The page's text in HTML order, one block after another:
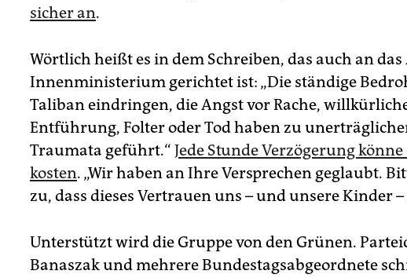
sicher an.
Wörtlich heißt es in dem Schreiben, das auch an
Innenministerium gerichtet ist: „Die ständige
Taliban eindringen, die Angst vor Rache,
Entführung, Folter oder Tod haben zu
Traumata geführt.“ Jede Stunde Verzögerung könne
kosten. „Wir haben an Ihre Versprechen geglaubt.
zu, dass dieses Vertrauen uns – und unsere Kinder –
Unterstützt wird die Gruppe von den Grünen.
Banaszak und mehrere Bundestagsabgeordnete